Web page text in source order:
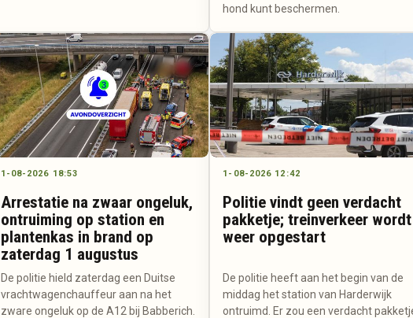
hond kunt beschermen.
1-08-2026 18:53
Arrestatie na zwaar ongeluk,
ontruiming op station en
plantenkas in brand op
zaterdag 1 augustus
De politie hield zaterdag een Duitse
vrachtwagenchauffeur aan na het
zware ongeluk op de A12 bij Babberich.
1-08-2026 12:42
Politie vindt geen verdacht
pakketje; treinverkeer wordt
weer opgestart
De politie heeft aan het begin van de
middag het station van Harderwijk
ontruimd. Er zou een verdacht